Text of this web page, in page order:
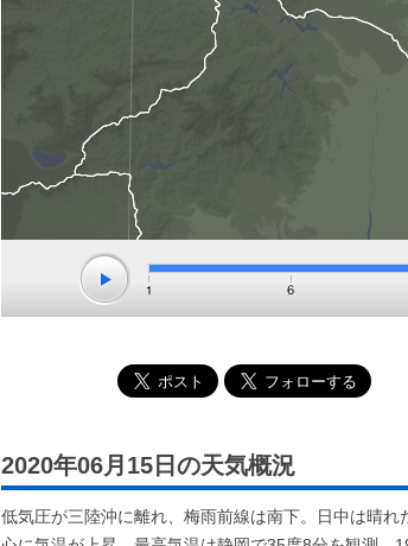
2020年06月15日の天気概況
低気圧が三陸沖に離れ、梅雨前線は南下。日中は晴